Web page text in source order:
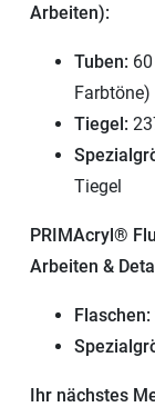
Arbeiten):
Tuben:
Tiegel:
Tiegel
PRIMAcryl®
Arbeiten &
Flaschen:
Ihr nächstes